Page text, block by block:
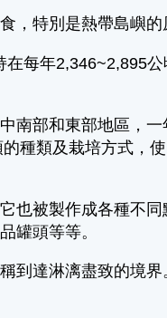
，特別是熱帶島嶼的
每年2,346~2,895
南部和東部地區，
種類及栽培方式，
也被製作成各種不
罐頭等等。
到達淋漓盡致的境界